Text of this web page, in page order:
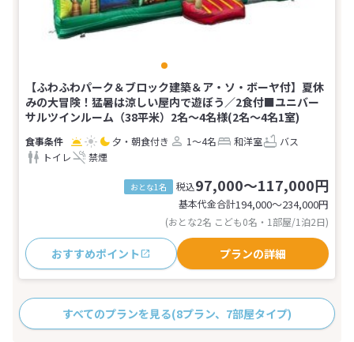
【ふわふわパーク＆ブロック建築＆ア・ソ・ボーヤ付】夏休
みの大冒険！猛暑は涼しい屋内で遊ぼう／2食付■ユニバー
サルツインルーム（38平米）2名〜4名様(2名～4名1室)
夕・朝食付き 1～4名 和洋室
バス
トイレ
禁煙
おとな1名 税込97,000～117,000円
基本代金合計194,000〜234,000円
(おとな2名 こども0名・1部屋/1泊2日)
おすすめポイント プランの詳細
すべてのプランを見る(8プラン、7部屋タイプ)